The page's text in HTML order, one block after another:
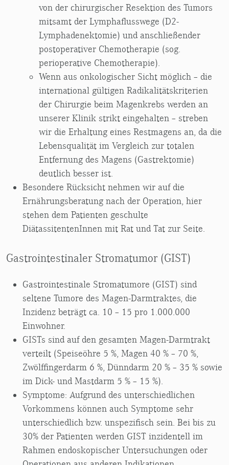
von der chirurgischer Resektion des Tumors
mitsamt der Lymphaflusswege (D2-
Lymphadenektomie) und anschließender
postoperativer Chemotherapie (sog.
perioperative Chemotherapie).
Wenn aus onkologischer Sicht möglich – die
international gültigen Radikalitätskriterien
der Chirurgie beim Magenkrebs werden an
unserer Klinik strikt eingehalten – streben
wir die Erhaltung eines Restmagens an, da die
Lebensqualität im Vergleich zur totalen
Entfernung des Magens (Gastrektomie)
deutlich besser ist.
Besondere Rücksicht nehmen wir auf die
Ernährungsberatung nach der Operation, hier
stehen dem Patienten geschulte
DiätassitentenInnen mit Rat und Tat zur Seite.
Gastrointestinaler Stromatumor (GIST)
Gastrointestinale Stromatumore (GIST) sind
seltene Tumore des Magen-Darmtraktes, die
Inzidenz beträgt ca. 10 – 15 pro 1.000.000
Einwohner.
GISTs sind auf den gesamten Magen-Darmtrakt
verteilt (Speiseöhre 5 %, Magen 40 % – 70 %,
Zwölffingerdarm 6 %, Dünndarm 20 % – 35 % sowie
im Dick- und Mastdarm 5 % – 15 %).
Symptome: Aufgrund des unterschiedlichen
Vorkommens können auch Symptome sehr
unterschiedlich bzw. unspezifisch sein. Bei bis zu
30% der Patienten werden GIST inzidentell im
Rahmen endoskopischer Untersuchungen oder